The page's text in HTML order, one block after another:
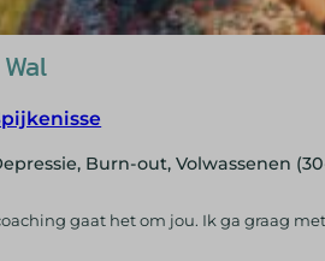
Burn-out, Volwassenen
gaat het om jou. Ik ga graag